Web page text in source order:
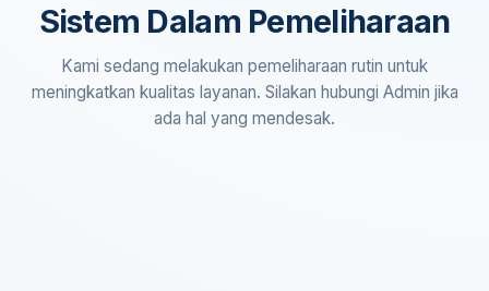
Sistem Dalam Pemeliharaan
Kami sedang melakukan pemeliharaan rutin untuk
meningkatkan kualitas layanan. Silakan hubungi Admin jika
ada hal yang mendesak.